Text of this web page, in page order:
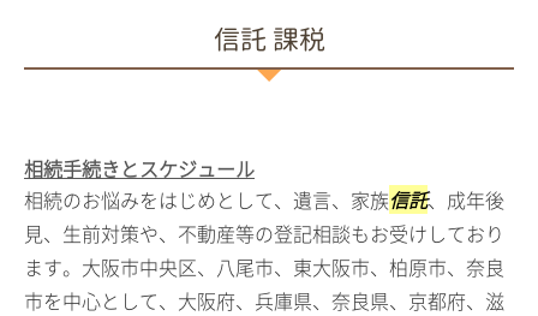
信託 課税
相続手続きとスケジュール
相続のお悩みをはじめとして、遺言、家族信託、成年後
見、生前対策や、不動産等の登記相談もお受けしており
ます。大阪市中央区、八尾市、東大阪市、柏原市、奈良
市を中心として、大阪府、兵庫県、奈良県、京都府、滋